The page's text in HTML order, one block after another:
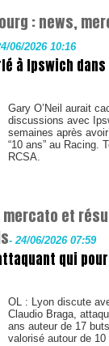
: news,
06/2026 10:16
à Ipswich dans
Gary O’Neil aurait
discussions avec
semaines après
“10 ans” au Racing.
RCSA.
mercato et
- 24/06/2026 07:59
qui
OL : Lyon discute
Claudio Braga,
ans auteur de 17
valorisé autour de 10